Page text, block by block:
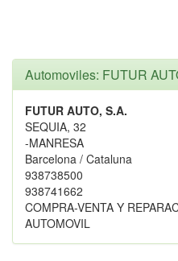
Automoviles: FUTUR
FUTUR AUTO, S.A.
SEQUIA, 32
-MANRESA
Barcelona / Cataluna
938738500
938741662
COMPRA-VENTA Y
AUTOMOVIL